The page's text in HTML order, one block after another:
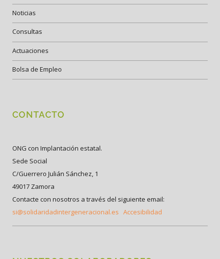
Noticias
Consultas
Actuaciones
Bolsa de Empleo
CONTACTO
ONG con Implantación estatal.
Sede Social
C/Guerrero Julián Sánchez, 1
49017 Zamora
Contacte con nosotros a través del siguiente email:
si@solidaridadintergeneracional.es Accesibilidad